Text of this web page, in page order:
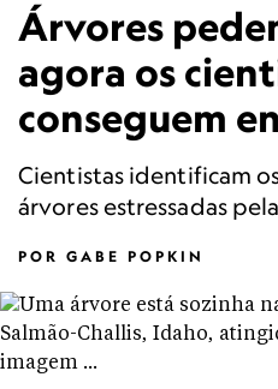
Árvores
agora os
conseguem
Cientistas identificam
árvores estressadas
POR GABE POPKIN